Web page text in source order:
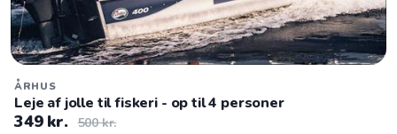
ÅRHUS
Leje af jolle til fiskeri - op til 4 personer
349 kr. 500 kr.